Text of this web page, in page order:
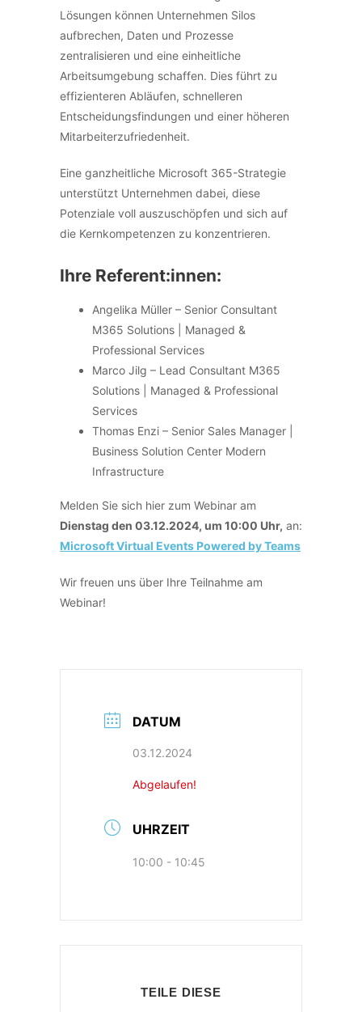
Lösungen können Unternehmen Silos
aufbrechen, Daten und Prozesse
zentralisieren und eine einheitliche
Arbeitsumgebung schaffen. Dies führt zu
effizienteren Abläufen, schnelleren
Entscheidungsfindungen und einer höheren
Mitarbeiterzufriedenheit.
Eine ganzheitliche Microsoft 365-Strategie
unterstützt Unternehmen dabei, diese
Potenziale voll auszuschöpfen und sich auf
die Kernkompetenzen zu konzentrieren.
Ihre Referent:innen:
Angelika Müller – Senior Consultant
M365 Solutions | Managed &
Professional Services
Marco Jilg – Lead Consultant M365
Solutions | Managed & Professional
Services
Thomas Enzi – Senior Sales Manager |
Business Solution Center Modern
Infrastructure
Melden Sie sich hier zum Webinar am
Dienstag den 03.12.2024, um 10:00 Uhr, an:
Microsoft Virtual Events Powered by Teams
Wir freuen uns über Ihre Teilnahme am
Webinar!
DATUM
03.12.2024
Abgelaufen!
UHRZEIT
10:00 - 10:45
TEILE DIESE